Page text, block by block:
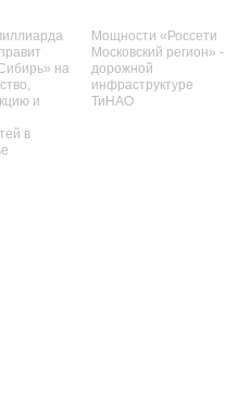
на
и
в
Мощности «Россети
Московский регион» -
дорожной
инфраструктуре
ТиНАО